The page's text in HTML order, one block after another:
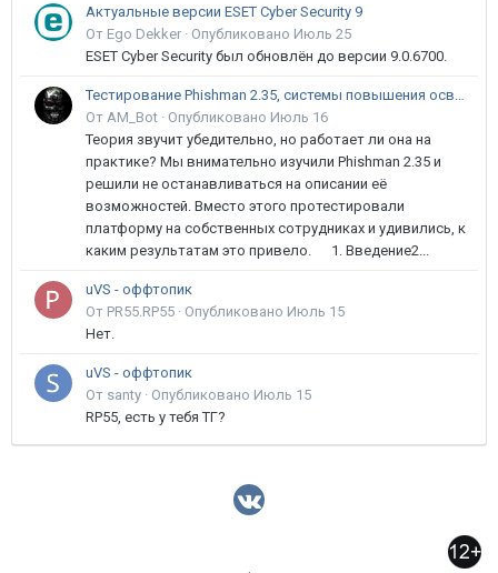
Актуальные версии ESET Cyber Security 9
От Ego Dekker · Опубликовано Июль 25
ESET Cyber Security был обновлён до версии 9.0.6700.
Тестирование Phishman 2.35, системы повышения осведомлённости пользователей в сфере ИБ
От AM_Bot · Опубликовано Июль 16
Теория звучит убедительно, но работает ли она на
практике? Мы внимательно изучили Phishman 2.35 и
решили не останавливаться на описании её
возможностей. Вместо этого протестировали
платформу на собственных сотрудниках и удивились, к
каким результатам это привело. 1. Введение2...
uVS - оффтопик
От PR55.RP55 · Опубликовано Июль 15
Нет.
uVS - оффтопик
От santy · Опубликовано Июль 15
RP55, есть у тебя ТГ?